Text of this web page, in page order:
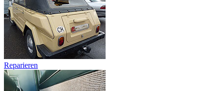
Reparieren